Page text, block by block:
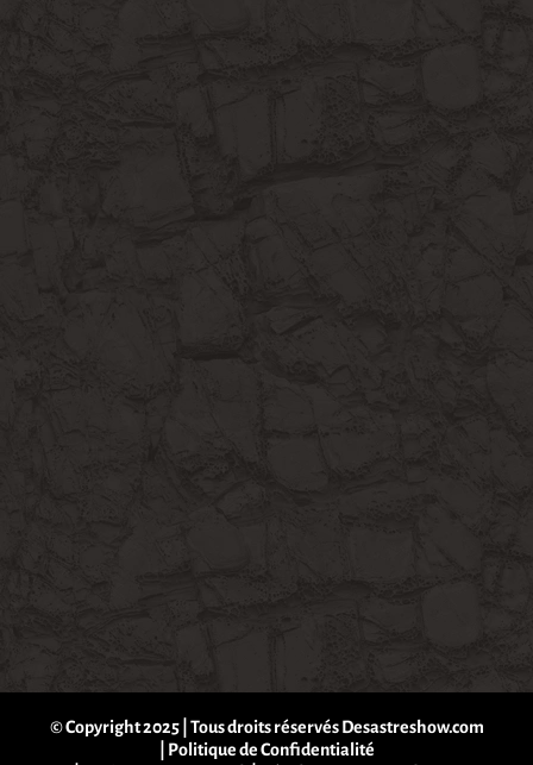
© Copyright 2025 | Tous droits réservés Desastreshow.com
Politique de Confidentialité